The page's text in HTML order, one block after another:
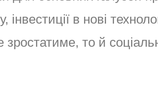
в нові
то й